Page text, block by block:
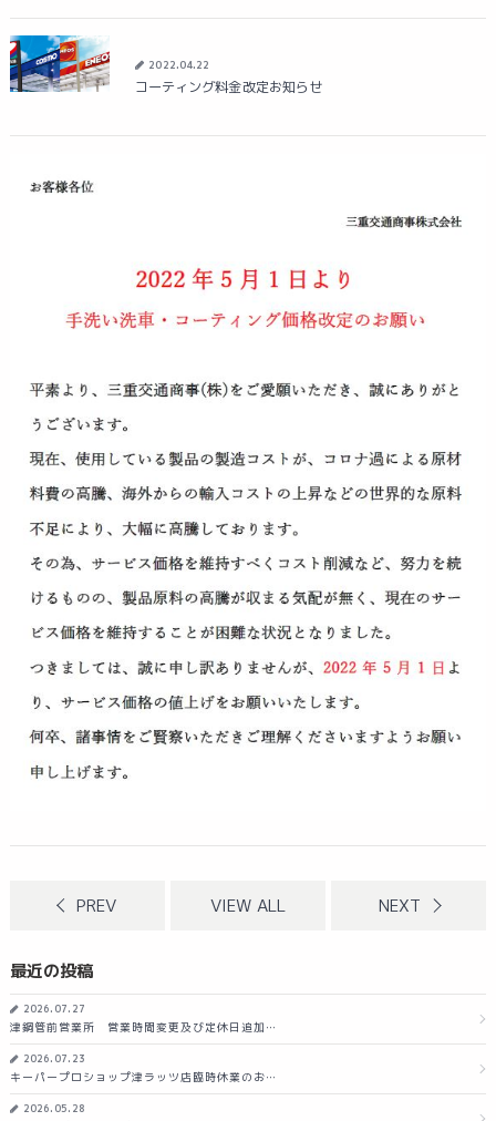
2022.04.22
コーティング料金改定お知らせ
PREV VIEW ALL NEXT
最近の投稿
2026.07.27
津鋼管前営業所 営業時間変更及び定休日追加…
2026.07.23
キーパープロショップ津ラッツ店臨時休業のお…
2026.05.28